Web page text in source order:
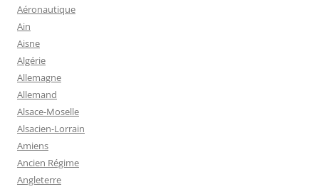
Aéronautique
Ain
Aisne
Algérie
Allemagne
Allemand
Alsace-Moselle
Alsacien-Lorrain
Amiens
Ancien Régime
Angleterre